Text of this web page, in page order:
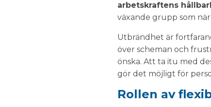
arbetskraftens
växande grupp som
Utbrändhet är
över scheman och
önska. Att ta itu med
gör det möjligt för
Rollen av